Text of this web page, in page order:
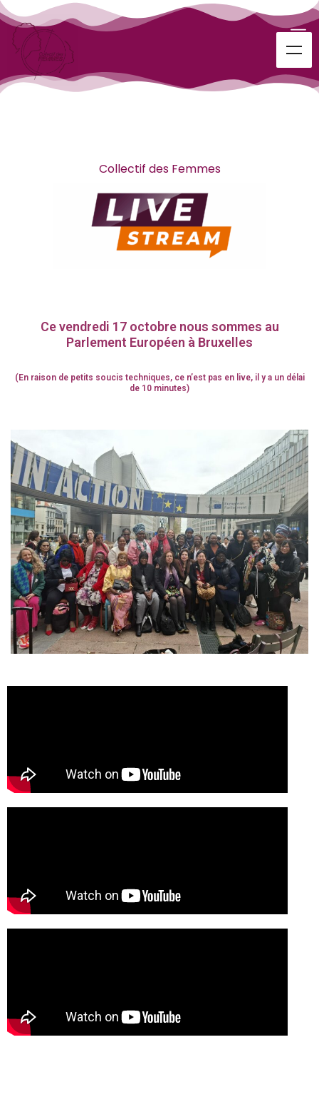
Collectif des Femmes
Ce vendredi 17 octobre nous sommes au
Parlement Européen à Bruxelles
(En raison de petits soucis techniques, ce n’est pas en live, il y a un délai
de 10 minutes)